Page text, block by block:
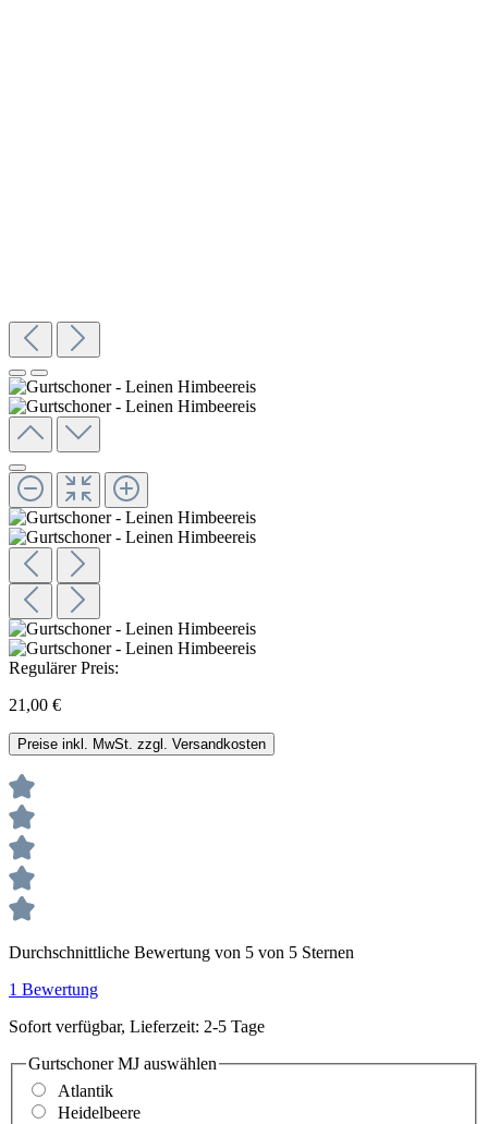
Regulärer Preis:
21,00 €
Preise inkl. MwSt. zzgl. Versandkosten
Durchschnittliche Bewertung von 5 von 5 Sternen
1 Bewertung
Sofort verfügbar, Lieferzeit: 2-5 Tage
Gurtschoner MJ auswählen
Atlantik
Heidelbeere